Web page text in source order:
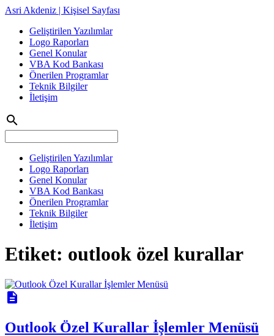
Asri Akdeniz | Kişisel Sayfası
Geliştirilen Yazılımlar
Logo Raporları
Genel Konular
VBA Kod Bankası
Önerilen Programlar
Teknik Bilgiler
İletişim
search
Geliştirilen Yazılımlar
Logo Raporları
Genel Konular
VBA Kod Bankası
Önerilen Programlar
Teknik Bilgiler
İletişim
Etiket: outlook özel kurallar
description
Outlook Özel Kurallar İşlemler Menüsü